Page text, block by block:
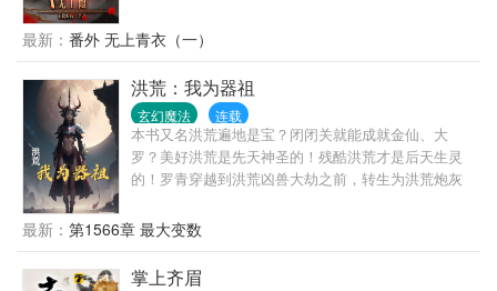
间而行，超脱大道之外，不在五行之中，逆生死，转
轮回，天上神魔见我...尽俯首！”
最新： 番外 无上青衣（一）
洪荒：我为器祖
玄幻魔法 连载
本书又名洪荒遍地是宝？闭闭关就能成就金仙、大
罗？美好洪荒是先天神圣的！残酷洪荒才是后天生灵
的！罗青穿越到洪荒凶兽大劫之前，转生为洪荒炮灰
就洪荒器道老祖。且看后天蝼蚁如何一步步抗争天
命！捕猎先天神只，逆反先天神圣！从后天生灵一步
步走向至高巅峰！
最新： 第1566章 最大变数
掌上齐眉